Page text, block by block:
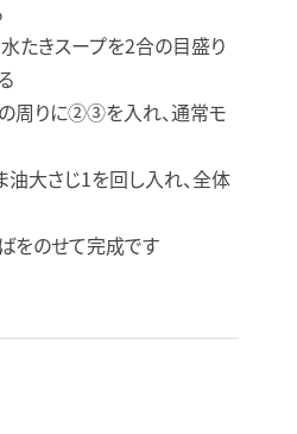
たきスープを2合の目盛り
周りに②③を入れ、通常モ
油大さじ1を回し入れ、全体
をのせて完成です